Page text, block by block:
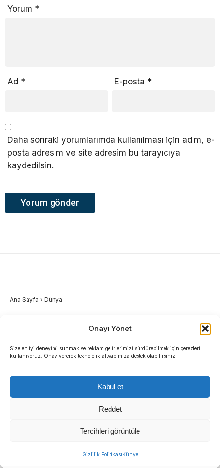
Onayı Yönet
Size en iyi deneyimi sunmak ve reklam gelirlerimizi sürdürebilmek için çerezleri
kullanıyoruz. Onay vererek teknolojik altyapımıza destek olabilirsiniz.
Kabul et
Reddet
Tercihleri görüntüle
Gizlilik PolitikasıKünye
Yorum *
Ad * E-posta *
Daha sonraki yorumlarımda kullanılması için adım, e-
posta adresim ve site adresim bu tarayıcıya
kaydedilsin.
Ana Sayfa › Dünya
Trump’tan Tahran’a ağır
tehdit: ‘Başını kesmeden
ABD Başkanı Donald Trump, Körfez ülkelerinin
araya girmesiyle İran’a yönelik devasa bir
açıklayarak Tahran yönetimine sert uyarılarda
bulundu. Müzakerelerin başladığını belirten